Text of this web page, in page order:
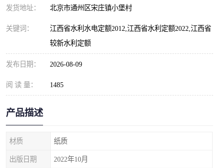
发货地址： 北京市通州区宋庄镇小堡村
关键词：
江西省水利水电定额2012,江西省水利定额2022,江西省
较新水利定额
发布日期： 2026-08-09
阅 读 量： 1485
产品描述
材质 纸质
出版日期 2022年10月
煤炭建设工程预算定额 钢铁检修工程预算定额
黄金矿山工程预算定额 冶金工业矿山建设工程预
算定额2
冶金工业建设工程预算定
额
人防工程预算定额
电子工程概预算定额
疏浚工程预算定额